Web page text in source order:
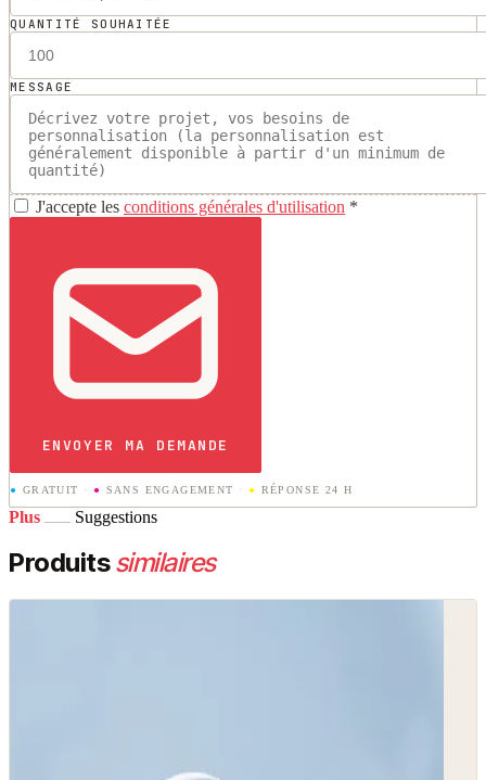
QUANTITÉ SOUHAITÉE
MESSAGE
J'accepte les conditions générales d'utilisation *
ENVOYER MA DEMANDE
● GRATUIT · ● SANS ENGAGEMENT · ● RÉPONSE 24 H
Plus Suggestions
Produitssimilaires